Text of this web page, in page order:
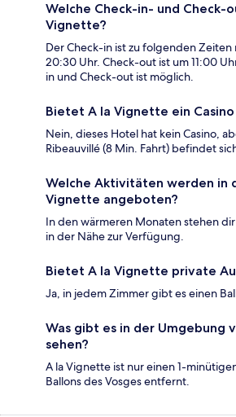
Welche Check-in- und Check-
Vignette?
Der Check-in ist zu folgenden Zeiten
20:30 Uhr. Check-out ist um 11:00
in und Check-out ist möglich.
Bietet A la Vignette ein
Nein, dieses Hotel hat kein Casino,
Ribeauvillé (8 Min. Fahrt) befindet
Welche Aktivitäten werden in
Vignette angeboten?
In den wärmeren Monaten stehen
in der Nähe zur Verfügung.
Bietet A la Vignette private
Ja, in jedem Zimmer gibt es einen
Was gibt es in der Umgebung
sehen?
A la Vignette ist nur einen 1-
Ballons des Vosges entfernt.